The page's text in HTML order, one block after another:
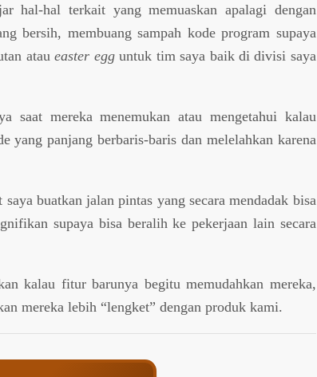
hal-hal terkait yang memuaskan apalagi dengan
bersih, membuang sampah kode program supaya
ataueaster egguntuk tim saya baik di divisi saya
saat mereka menemukan atau mengetahui kalau
yang panjang berbaris-baris dan melelahkan karena
buatkan jalan pintas yang secara mendadak bisa
supaya bisa beralih ke pekerjaan lain secara
kalau fitur barunya begitu memudahkan mereka,
mereka lebih “lengket” dengan produk kami.